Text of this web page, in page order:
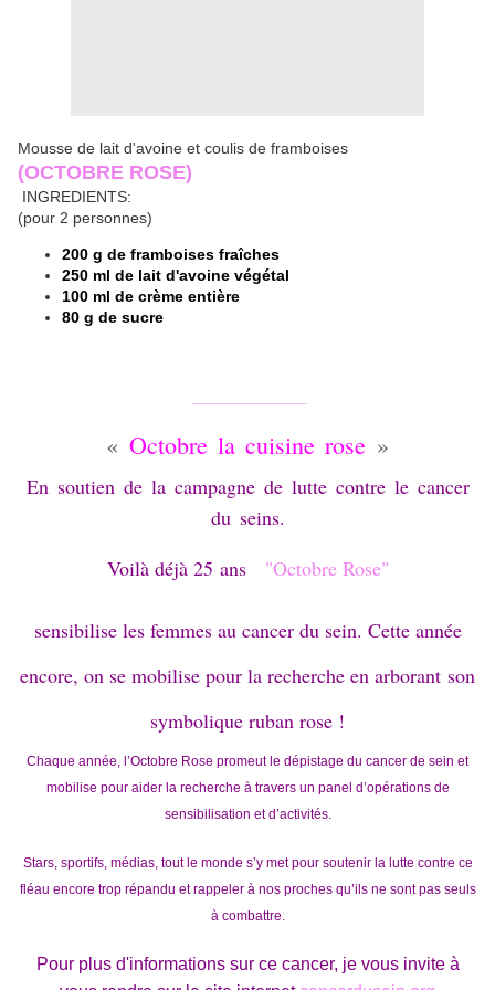
Mousse de lait d'avoine et coulis de framboises
(OCTOBRE ROSE)
INGREDIENTS:
(pour 2 personnes)
200 g de framboises fraîches
250 ml de lait d'avoine végétal
100 ml de crème entière
80 g de sucre
« Octobre la cuisine rose »
En soutien de la campagne de lutte contre le cancer
du seins.
Voilà déjà 25 ans
"Octobre Rose"
sensibilise les femmes au cancer du sein. Cette année
encore, on se mobilise pour la recherche en arborant son
symbolique ruban rose !
Chaque année, l’Octobre Rose promeut le dépistage du cancer de sein et
mobilise pour aider la recherche à travers un panel d’opérations de
sensibilisation et d’activités.
Stars, sportifs, médias, tout le monde s’y met pour soutenir la lutte contre ce
fléau encore trop répandu et rappeler à nos proches qu’ils ne sont pas seuls
à combattre.
Pour plus d'informations sur ce cancer, je vous invite à